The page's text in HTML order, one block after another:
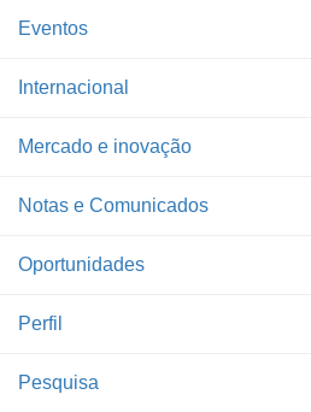
Eventos
Internacional
Mercado e inovação
Notas e Comunicados
Oportunidades
Perfil
Pesquisa